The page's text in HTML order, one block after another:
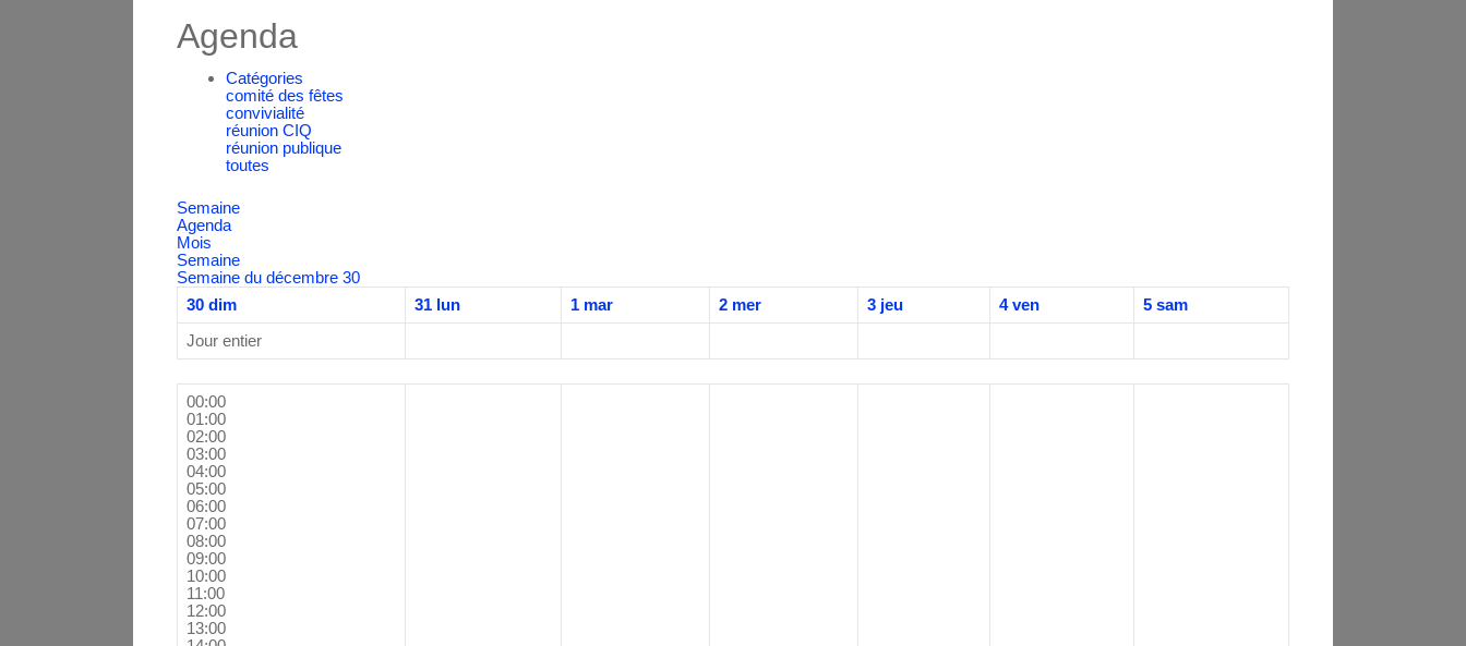
Agenda
Catégories
comité des fêtes
convivialité
réunion CIQ
réunion publique
toutes
Semaine
Agenda
Mois
Semaine
Semaine du décembre 30
30 dim 31 lun 1 mar 2 mer 3 jeu 4 ven 5 sam
Jour entier
00:00
01:00
02:00
03:00
04:00
05:00
06:00
07:00
08:00
09:00
10:00
11:00
12:00
13:00